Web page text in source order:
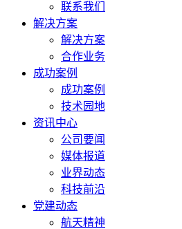
联系我们
解决方案
解决方案
合作业务
成功案例
成功案例
技术园地
资讯中心
公司要闻
媒体报道
业界动态
科技前沿
党建动态
航天精神